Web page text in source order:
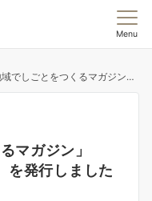
Menu
つくるマガジン」2026年6月号（通算56号）を発行しました（2026年6月2日）
マガジン」
発行しました